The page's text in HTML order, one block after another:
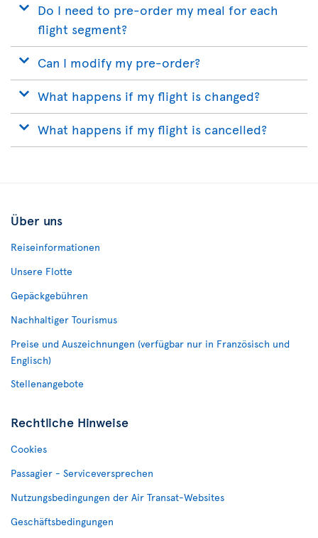
Do I need to pre-order my meal for each
flight segment?
Can I modify my pre-order?
What happens if my flight is changed?
What happens if my flight is cancelled?
Über uns
Reiseinformationen
Unsere Flotte
Gepäckgebühren
Nachhaltiger Tourismus
Preise und Auszeichnungen (verfügbar nur in Französisch und
Englisch)
Stellenangebote
Rechtliche Hinweise
Cookies
Passagier - Serviceversprechen
Nutzungsbedingungen der Air Transat-Websites
Geschäftsbedingungen